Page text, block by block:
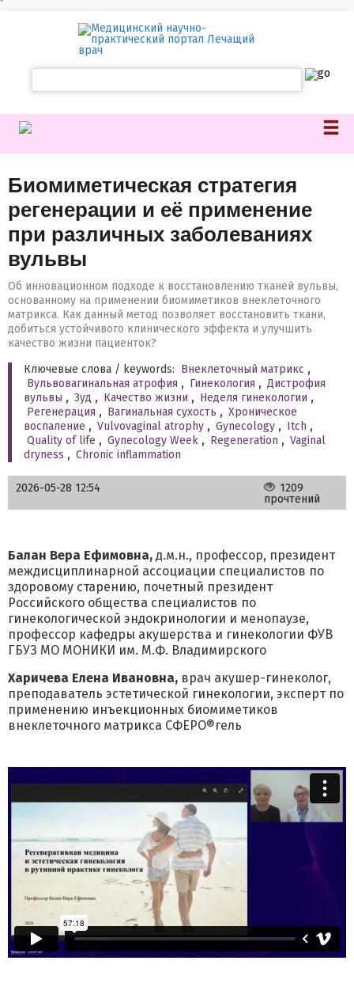
`
Биомиметическая стратегия
регенерации и её применение
при различных заболеваниях
вульвы
Об инновационном подходе к восстановлению тканей вульвы,
основанному на применении биомиметиков внеклеточного
матрикса. Как данный метод позволяет восстановить ткани,
добиться устойчивого клинического эффекта и улучшить
качество жизни пациенток?
Ключевые слова / keywords: Внеклеточный матрикс ,
Вульвовагинальная атрофия , Гинекология , Дистрофия
вульвы , Зуд , Качество жизни , Неделя гинекологии ,
Регенерация , Вагинальная сухость , Хроническое
воспаление , Vulvovaginal atrophy , Gynecology , Itch ,
Quality of life , Gynecology Week , Regeneration , Vaginal
dryness , Chronic inflammation
2026-05-28 12:54
1209
прочтений
Балан Вера Ефимовна, д.м.н., профессор, президент
междисциплинарной ассоциации специалистов по
здоровому старению, почетный президент
Российского общества специалистов по
гинекологической эндокринологии и менопаузе,
профессор кафедры акушерства и гинекологии ФУВ
ГБУЗ МО МОНИКИ им. М.Ф. Владимирского
Харичева Елена Ивановна, врач акушер-гинеколог,
преподаватель эстетической гинекологии, эксперт по
применению инъекционных биомиметиков
внеклеточного матрикса СФЕРО®гель